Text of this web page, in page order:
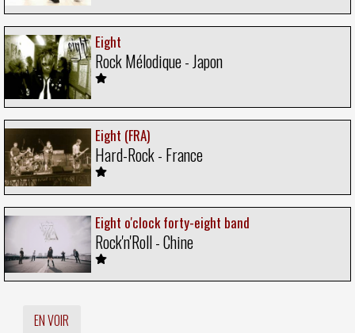
Eight
Rock Mélodique - Japon
Eight (FRA)
Hard-Rock - France
Eight o'clock forty-eight band
Rock'n'Roll - Chine
EN VOIR